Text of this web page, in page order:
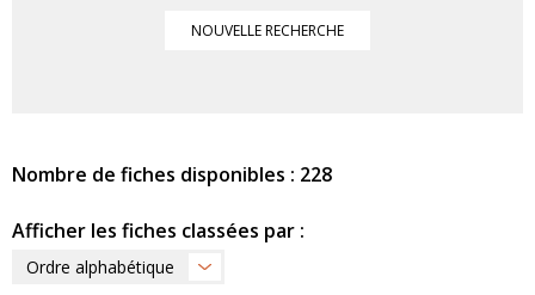
NOUVELLE RECHERCHE
Nombre de fiches disponibles : 228
Afficher les fiches classées par :
Ordre alphabétique